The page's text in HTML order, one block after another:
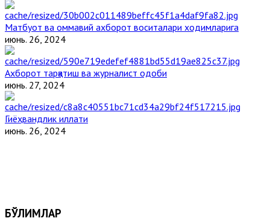
Матбуот ва оммавий ахборот воситалари ходимларига
июнь. 26, 2024
Ахборот тарқатиш ва журналист одоби
июнь. 27, 2024
Гиёҳвандлик иллати
июнь. 26, 2024
БЎЛИМЛАР